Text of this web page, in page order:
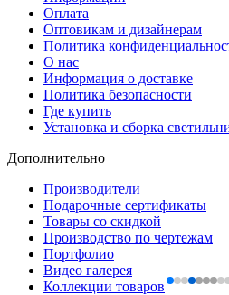
Оплата
Оптовикам и дизайнерам
Политика
О нас
Информация о доставке
Политика безопасности
Где купить
Установка и сборка
Дополнительно
Производители
Подарочные сертификаты
Товары со скидкой
Производство по чертежам
Портфолио
Видео галерея
Коллекции товаров